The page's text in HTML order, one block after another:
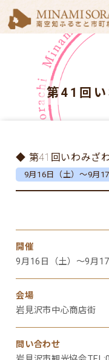
第41回
◆ 第41回いわみざ
9月16日（土）～9月17
開催
9月16日（土）～9月17
会場
岩見沢市中心商店街
問い合わせ